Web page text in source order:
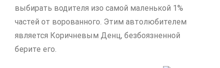
выбирать водителя изо самой маленькой 1%
частей от ворованного. Этим автолюбителем
является Коричневым Денц, безбоязненной
берите его.